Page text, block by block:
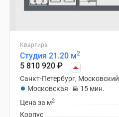
Квартира
Студия 21.20 м2
5 810 920 ₽
Санкт-Петербург, Московский
Московская
15 мин.
Цена за м2
Корпус